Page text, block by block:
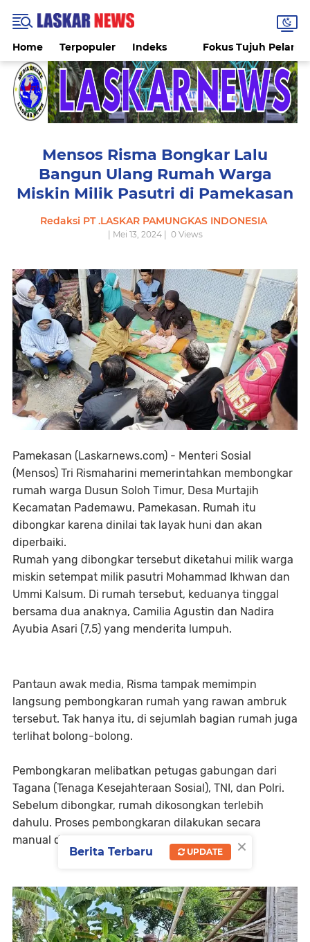
Home Terpopuler Indeks Fokus Tujuh
Mensos Risma Bongkar Lalu
Bangun Ulang Rumah Warga
Miskin Milik Pasutri di Pamekasan
Redaksi PT .LASKAR PAMUNGKAS INDONESIA
| Mei 13, 2024 | 0Views
Pamekasan (Laskarnews.com) - Menteri Sosial
(Mensos) Tri Rismaharini memerintahkan membongkar
rumah warga Dusun Soloh Timur, Desa Murtajih
Kecamatan Pademawu, Pamekasan. Rumah itu
dibongkar karena dinilai tak layak huni dan akan
diperbaiki.
Rumah yang dibongkar tersebut diketahui milik warga
miskin setempat milik pasutri Mohammad Ikhwan dan
Ummi Kalsum. Di rumah tersebut, keduanya tinggal
bersama dua anaknya, Camilia Agustin dan Nadira
Ayubia Asari (7,5) yang menderita lumpuh.
Pantaun awak media, Risma tampak memimpin
langsung pembongkaran rumah yang rawan ambruk
tersebut. Tak hanya itu, di sejumlah bagian rumah juga
terlihat bolong-bolong.
Pembongkaran melibatkan petugas gabungan dari
Tagana (Tenaga Kesejahteraan Sosial), TNI, dan Polri.
Sebelum dibongkar, rumah dikosongkan terlebih
dahulu. Proses pembongkaran dilakukan secara
manual dan disaksikan langsung oleh Risma.×
Berita Terbaru UPDATE